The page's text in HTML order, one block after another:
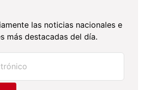
las noticias nacionales e
más destacadas del día.